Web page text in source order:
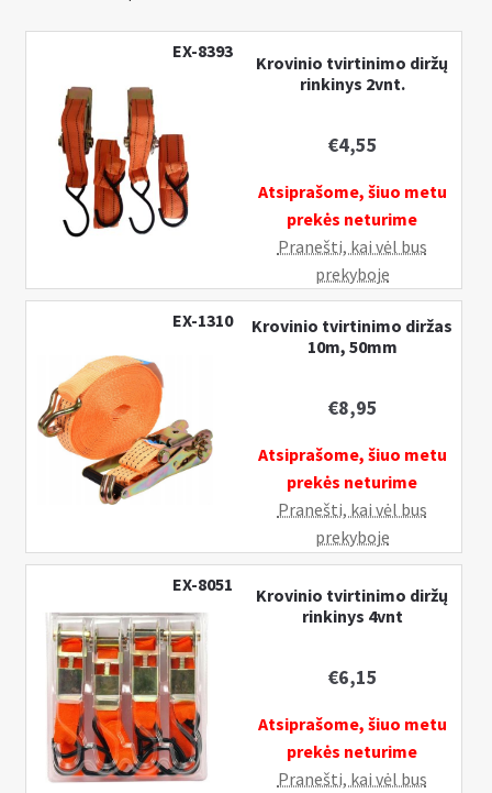
EX-8393
Krovinio tvirtinimo diržų
rinkinys 2vnt.
€4,55
Atsiprašome, šiuo metu
prekės neturime
Pranešti, kai vėl bus
prekyboje
EX-1310
Krovinio tvirtinimo diržas
10m, 50mm
€8,95
Atsiprašome, šiuo metu
prekės neturime
Pranešti, kai vėl bus
prekyboje
EX-8051
Krovinio tvirtinimo diržų
rinkinys 4vnt
€6,15
Atsiprašome, šiuo metu
prekės neturime
Pranešti, kai vėl bus